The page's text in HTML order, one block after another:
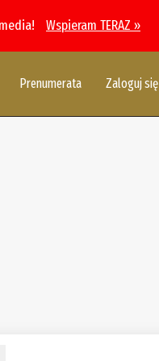
Wspieram TERAZ »
Prenumerata Zaloguj się